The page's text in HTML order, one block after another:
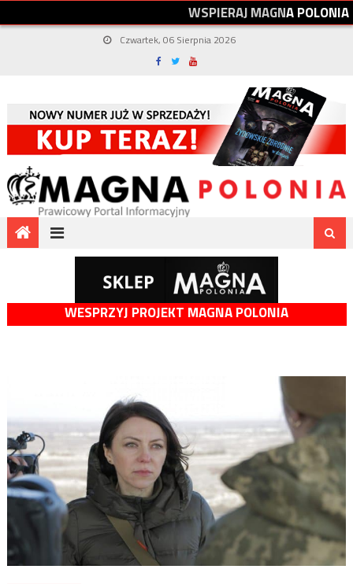
WSPIERAJMAGNAPOLONIA
Czwartek, 06 Sierpnia 2026
WESPRZYJ PROJEKT MAGNA POLONIA